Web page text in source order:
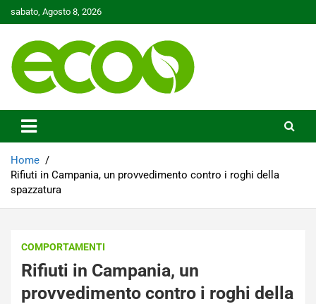
to
sabato, Agosto 8, 2026
Ecoo.it
Home
Rifiuti in Campania, un provvedimento contro i roghi della
spazzatura
COMPORTAMENTI
Rifiuti in Campania, un
provvedimento contro i roghi della